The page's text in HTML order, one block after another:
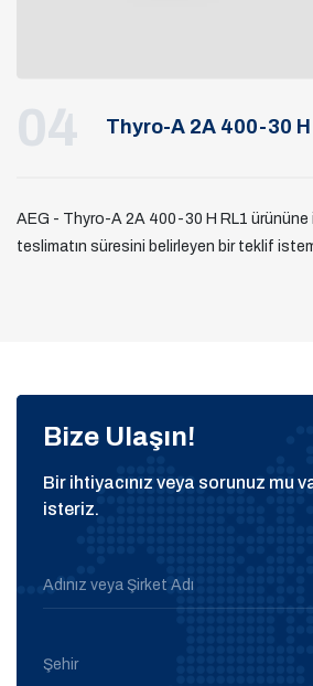
04 Thyro-A 2A 400-30 H
AEG - Thyro-A 2A 400-30 H RL1 ürününe
teslimatın süresini belirleyen bir teklif
Bize Ulaşın!
Bir ihtiyacınız veya sorunuz mu
isteriz.
Adınız veya Şirket Adı
Şehir